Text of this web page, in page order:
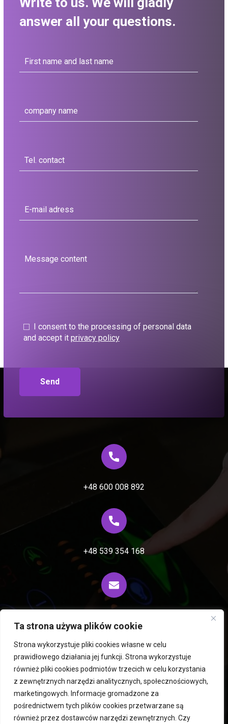
Ta strona używa plików cookie
Strona wykorzystuje pliki cookies własne w celu
prawidłowego działania jej funkcji. Strona wykorzystuje
również pliki cookies podmiotów trzecich w celu korzystania
z zewnętrznych narzędzi analitycznych, społecznościowych,
marketingowych. Informacje gromadzone za
pośrednictwem tych plików cookies przetwarzane są
również przez dostawców narzędzi zewnętrznych. Czy
answer all your questions.
I consent to the processing of personal data
and accept it privacy policy
+48 600 008 892
+48 539 354 168
Rousselet Robatel centrifuges and extractors
PERMIX mixers
Hegatec freeze dryers and dryers
Used machines
Fluid bed dryers
Atomizers Services contact